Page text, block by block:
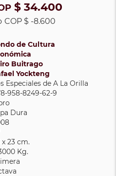
$ 34.400
COP $ -8.600
de Cultura
Buitrago
Yockteng
Especiales de A La Orilla
958-8249-62-9
Dura
x 23 cm.
Kg.